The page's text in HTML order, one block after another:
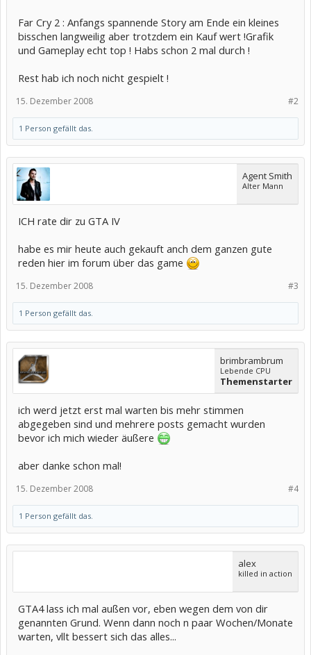
Far Cry 2 : Anfangs spannende Story am Ende ein kleines
bisschen langweilig aber trotzdem ein Kauf wert !Grafik
und Gameplay echt top ! Habs schon 2 mal durch !
Rest hab ich noch nicht gespielt !
#2
15. Dezember 2008
1 Person gefällt das.
Agent Smith
Alter Mann
ICH rate dir zu GTA IV
habe es mir heute auch gekauft anch dem ganzen gute
reden hier im forum über das game
#3
15. Dezember 2008
1 Person gefällt das.
brimbrambrum
Lebende CPU
Themenstarter
ich werd jetzt erst mal warten bis mehr stimmen
abgegeben sind und mehrere posts gemacht wurden
bevor ich mich wieder äußere
aber danke schon mal!
#4
15. Dezember 2008
1 Person gefällt das.
alex
killed in action
GTA4 lass ich mal außen vor, eben wegen dem von dir
genannten Grund. Wenn dann noch n paar Wochen/Monate
warten, vllt bessert sich das alles...